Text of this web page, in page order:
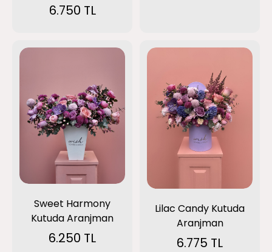
6.750 TL
Sweet Harmony
Kutuda Aranjman
6.250 TL
Lilac Candy Kutuda
Aranjman
6.775 TL